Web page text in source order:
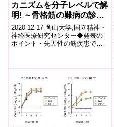
カニズムを分子レベルで解
明! ～骨格筋の難病の診
断・治療法開発に光～
2020-12-17 岡山大学,国立精神・
神経医療研究センター◆発表の
ポイント・先天性の筋疾患であ
管)...